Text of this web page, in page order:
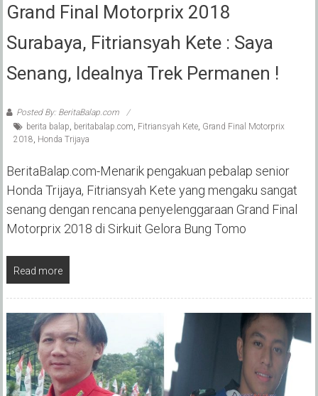
Grand Final Motorprix 2018
Surabaya, Fitriansyah Kete : Saya
Senang, Idealnya Trek Permanen !
Posted By: BeritaBalap.com
berita balap, beritabalap.com, Fitriansyah Kete, Grand Final Motorprix
2018, Honda Trijaya
BeritaBalap.com-Menarik pengakuan pebalap senior
Honda Trijaya, Fitriansyah Kete yang mengaku sangat
senang dengan rencana penyelenggaraan Grand Final
Motorprix 2018 di Sirkuit Gelora Bung Tomo
Read more